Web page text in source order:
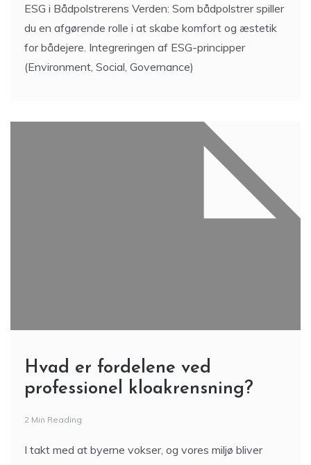
ESG i Bådpolstrerens Verden: Som bådpolstrer spiller
du en afgørende rolle i at skabe komfort og æstetik
for bådejere. Integreringen af ESG-principper
(Environment, Social, Governance)
Hvad er fordelene ved
professionel kloakrensning?
2 Min Reading
I takt med at byerne vokser, og vores miljø bliver